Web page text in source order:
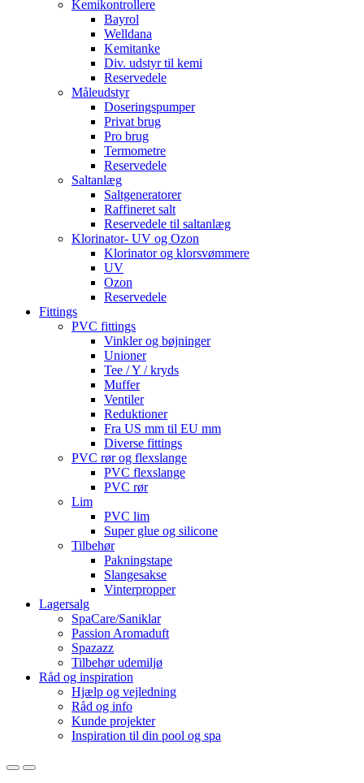
Kemikontrollere
Bayrol
Welldana
Kemitanke
Div. udstyr til kemi
Reservedele
Måleudstyr
Doseringspumper
Privat brug
Pro brug
Termometre
Reservedele
Saltanlæg
Saltgeneratorer
Raffineret salt
Reservedele til saltanlæg
Klorinator- UV og Ozon
Klorinator og klorsvømmere
UV
Ozon
Reservedele
Fittings
PVC fittings
Vinkler og bøjninger
Unioner
Tee / Y / kryds
Muffer
Ventiler
Reduktioner
Fra US mm til EU mm
Diverse fittings
PVC rør og flexslange
PVC flexslange
PVC rør
Lim
PVC lim
Super glue og silicone
Tilbehør
Pakningstape
Slangesakse
Vinterpropper
Lagersalg
SpaCare/Saniklar
Passion Aromaduft
Spazazz
Tilbehør udemiljø
Råd og inspiration
Hjælp og vejledning
Råd og info
Kunde projekter
Inspiration til din pool og spa
OpenClose